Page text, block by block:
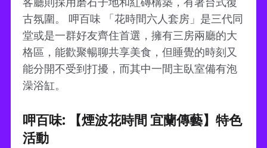
客廳則採用磨石子地和紅磚構築，有著台式復
古氛圍。 呷百味 「花時間六人套房」是三代同
堂或是一群好友齊住首選，擁有三房兩廳的大
格區，能歡聚暢聊共享美食，但睡覺的時刻又
能分開不受到打擾，而其中一間主臥室備有泡
澡浴缸。
呷百味: 【煙波花時間 宜蘭傳藝】特色
活動